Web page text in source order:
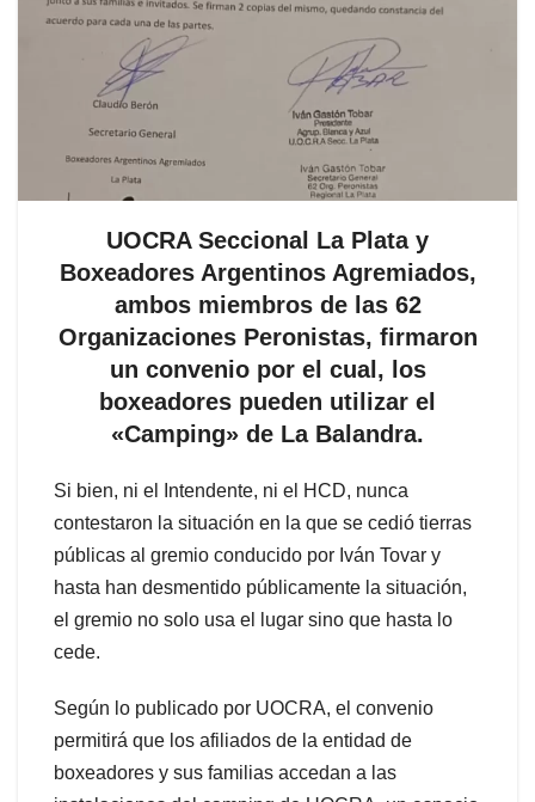
UOCRA Seccional La Plata y
Boxeadores Argentinos Agremiados,
ambos miembros de las 62
Organizaciones Peronistas, firmaron
un convenio por el cual, los
boxeadores pueden utilizar el
«Camping» de La Balandra.
Si bien, ni el Intendente, ni el HCD, nunca
contestaron la situación en la que se cedió tierras
públicas al gremio conducido por Iván Tovar y
hasta han desmentido públicamente la situación,
el gremio no solo usa el lugar sino que hasta lo
cede.
Según lo publicado por UOCRA, el convenio
permitirá que los afiliados de la entidad de
boxeadores y sus familias accedan a las